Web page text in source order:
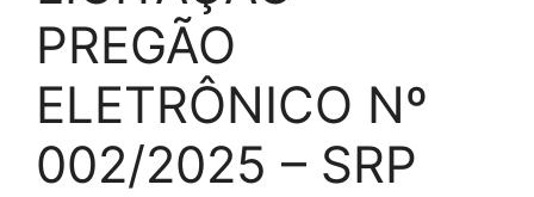
PREGÃO
ELETRÔNICO Nº
002/2025 – SRP